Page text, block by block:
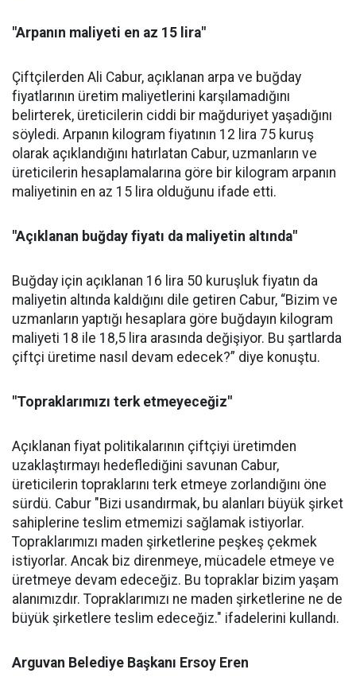
"Arpanın maliyeti en az 15 lira"
Çiftçilerden Ali Cabur, açıklanan arpa ve buğday
fiyatlarının üretim maliyetlerini karşılamadığını
belirterek, üreticilerin ciddi bir mağduriyet yaşadığını
söyledi. Arpanın kilogram fiyatının 12 lira 75 kuruş
olarak açıklandığını hatırlatan Cabur, uzmanların ve
üreticilerin hesaplamalarına göre bir kilogram arpanın
maliyetinin en az 15 lira olduğunu ifade etti.
"Açıklanan buğday fiyatı da maliyetin altında"
Buğday için açıklanan 16 lira 50 kuruşluk fiyatın da
maliyetin altında kaldığını dile getiren Cabur, “Bizim ve
uzmanların yaptığı hesaplara göre buğdayın kilogram
maliyeti 18 ile 18,5 lira arasında değişiyor. Bu şartlarda
çiftçi üretime nasıl devam edecek?” diye konuştu.
"Topraklarımızı terk etmeyeceğiz"
Açıklanan fiyat politikalarının çiftçiyi üretimden
uzaklaştırmayı hedeflediğini savunan Cabur,
üreticilerin topraklarını terk etmeye zorlandığını öne
sürdü. Cabur "Bizi usandırmak, bu alanları büyük şirket
sahiplerine teslim etmemizi sağlamak istiyorlar.
Topraklarımızı maden şirketlerine peşkeş çekmek
istiyorlar. Ancak biz direnmeye, mücadele etmeye ve
üretmeye devam edeceğiz. Bu topraklar bizim yaşam
alanımızdır. Topraklarımızı ne maden şirketlerine ne de
büyük şirketlere teslim edeceğiz." ifadelerini kullandı.
Arguvan Belediye Başkanı Ersoy Eren